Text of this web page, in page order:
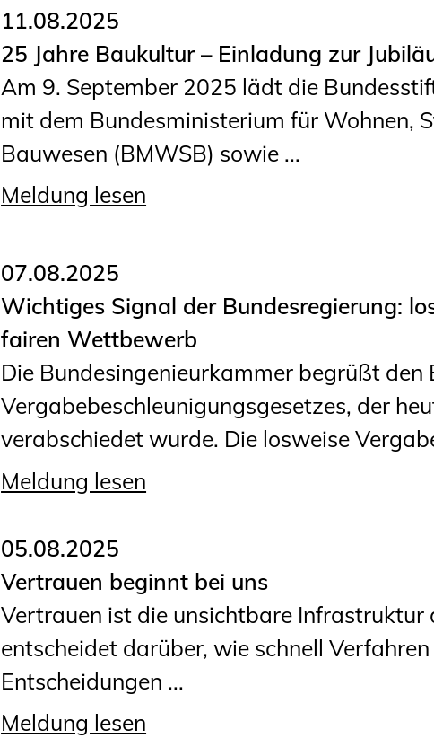
11.08.2025
25 Jahre Baukultur – Einladung zur
Am 9. September 2025 lädt die
mit dem Bundesministerium für Wohnen,
Bauwesen (BMWSB) sowie ...
Meldung lesen
07.08.2025
Wichtiges Signal der Bundesregierung:
fairen Wettbewerb
Die Bundesingenieurkammer begrüßt den
Vergabebeschleunigungsgesetzes, der
verabschiedet wurde. Die losweise
Meldung lesen
05.08.2025
Vertrauen beginnt bei uns
Vertrauen ist die unsichtbare Infrastruktur
entscheidet darüber, wie schnell
Entscheidungen ...
Meldung lesen